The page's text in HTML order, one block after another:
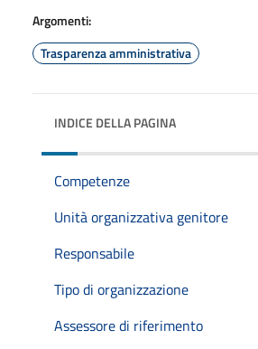
Argomenti:
Trasparenza amministrativa
INDICE DELLA PAGINA
Competenze
Unità organizzativa genitore
Responsabile
Tipo di organizzazione
Assessore di riferimento